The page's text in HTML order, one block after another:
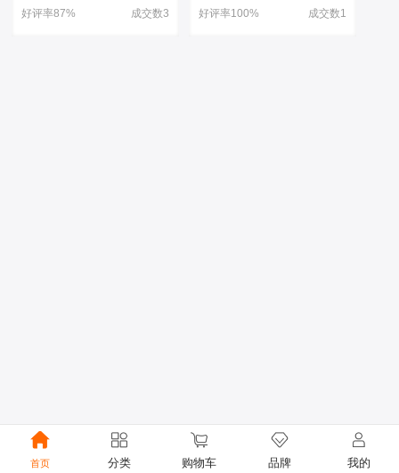
好评率87% 成交数3 好评率100% 成交数1
首页 分类 购物车 品牌 我的